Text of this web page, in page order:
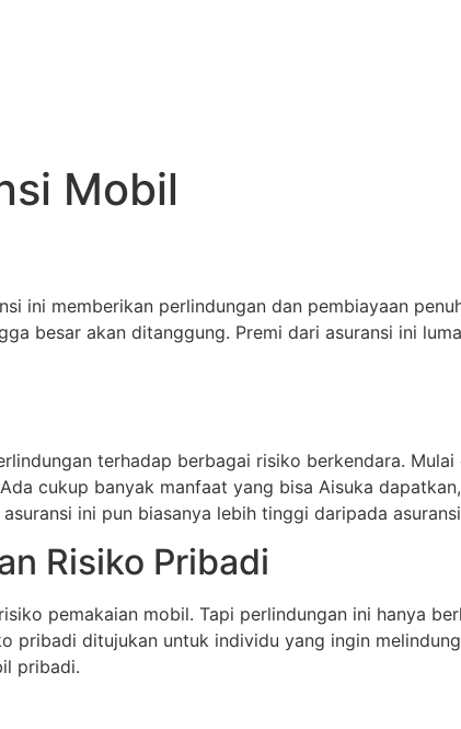
Mobil
ini memberikan perlindungan dan pembiayaan
besar akan ditanggung. Premi dari asuransi ini
terhadap berbagai risiko berkendara.
cukup banyak manfaat yang bisa Aisuka
ini pun biasanya lebih tinggi daripada
Risiko Pribadi
pemakaian mobil. Tapi perlindungan ini hanya
pribadi ditujukan untuk individu yang ingin
pribadi.